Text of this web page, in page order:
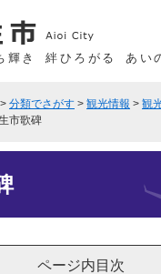
輝き 絆ひろがる あい
> 分類でさがす > 観光情報 > 観
市歌碑
ページ内目次